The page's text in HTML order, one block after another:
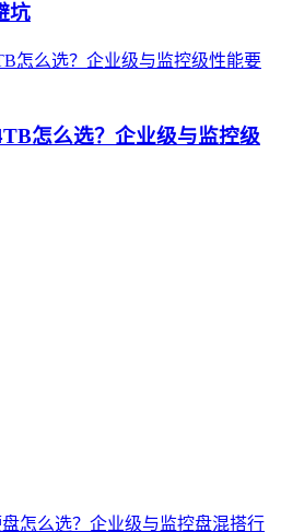
坑
怎么选？企业级与监控级
怎么选？企业级与监控盘混搭行